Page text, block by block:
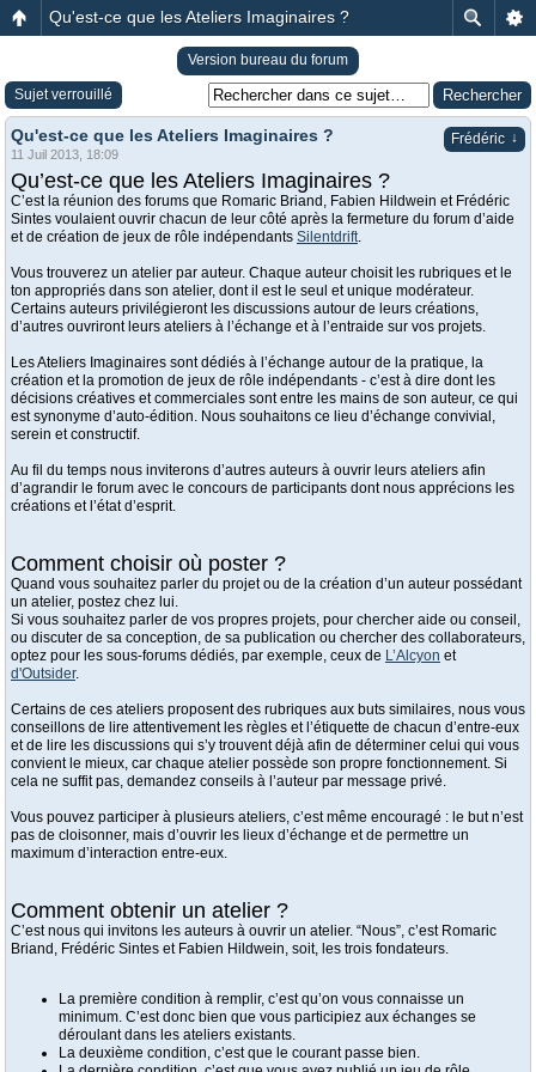
Qu'est-ce que les Ateliers Imaginaires ?
Version bureau du forum
Sujet verrouillé
Frédéric ↓
Qu'est-ce que les Ateliers Imaginaires ?
11 Juil 2013, 18:09
Qu’est-ce que les Ateliers Imaginaires ?
C’est la réunion des forums que Romaric Briand, Fabien Hildwein et Frédéric
Sintes voulaient ouvrir chacun de leur côté après la fermeture du forum d’aide
et de création de jeux de rôle indépendants Silentdrift.
Vous trouverez un atelier par auteur. Chaque auteur choisit les rubriques et le
ton appropriés dans son atelier, dont il est le seul et unique modérateur.
Certains auteurs privilégieront les discussions autour de leurs créations,
d’autres ouvriront leurs ateliers à l’échange et à l’entraide sur vos projets.
Les Ateliers Imaginaires sont dédiés à l’échange autour de la pratique, la
création et la promotion de jeux de rôle indépendants - c’est à dire dont les
décisions créatives et commerciales sont entre les mains de son auteur, ce qui
est synonyme d’auto-édition. Nous souhaitons ce lieu d’échange convivial,
serein et constructif.
Au fil du temps nous inviterons d’autres auteurs à ouvrir leurs ateliers afin
d’agrandir le forum avec le concours de participants dont nous apprécions les
créations et l’état d’esprit.
Comment choisir où poster ?
Quand vous souhaitez parler du projet ou de la création d’un auteur possédant
un atelier, postez chez lui.
Si vous souhaitez parler de vos propres projets, pour chercher aide ou conseil,
ou discuter de sa conception, de sa publication ou chercher des collaborateurs,
optez pour les sous-forums dédiés, par exemple, ceux de L’Alcyon et
d'Outsider.
Certains de ces ateliers proposent des rubriques aux buts similaires, nous vous
conseillons de lire attentivement les règles et l’étiquette de chacun d’entre-eux
et de lire les discussions qui s’y trouvent déjà afin de déterminer celui qui vous
convient le mieux, car chaque atelier possède son propre fonctionnement. Si
cela ne suffit pas, demandez conseils à l’auteur par message privé.
Vous pouvez participer à plusieurs ateliers, c’est même encouragé : le but n’est
pas de cloisonner, mais d’ouvrir les lieux d’échange et de permettre un
maximum d’interaction entre-eux.
Comment obtenir un atelier ?
C’est nous qui invitons les auteurs à ouvrir un atelier. “Nous”, c’est Romaric
Briand, Frédéric Sintes et Fabien Hildwein, soit, les trois fondateurs.
La première condition à remplir, c’est qu’on vous connaisse un
minimum. C’est donc bien que vous participiez aux échanges se
déroulant dans les ateliers existants.
La deuxième condition, c’est que le courant passe bien.